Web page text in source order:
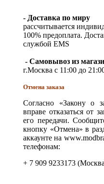
- Доставка по миру
рассчитывается
100% предоплата.
службой EMS
- Самовывоз из
г.Москва с 11:00 до
Отмена заказа
Согласно «Закону о
вправе отказаться от
его передачи.
кнопку «Отмена» в
аккаунте на
телефонам:
+ 7 909 9233173